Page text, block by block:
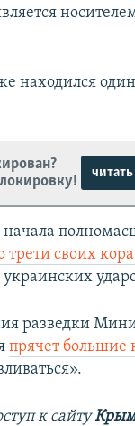
находился
читать
трети своих
разведки
прячет большие
к сайту